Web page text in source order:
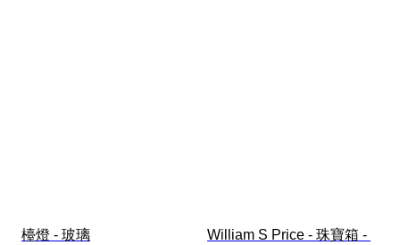
檯燈 - 玻璃
William S Price - 珠寶箱 -